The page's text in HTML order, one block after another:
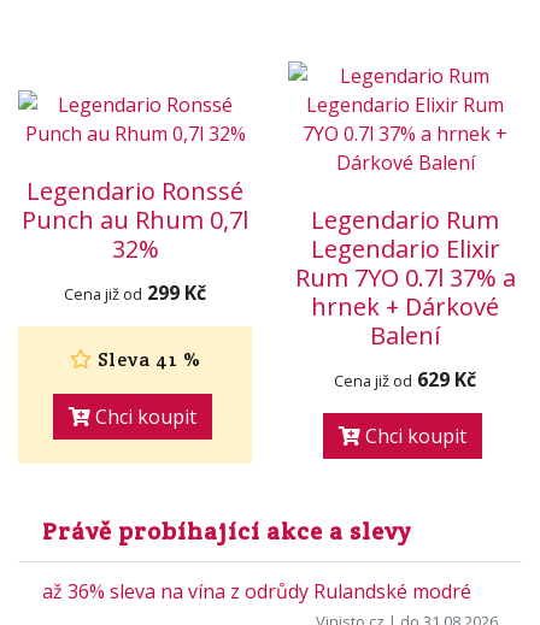
Legendario Ronssé
Punch au Rhum 0,7l
32%
Cena již od 299 Kč
Sleva 41 %
Chci koupit
Legendario Rum
Legendario Elixir
Rum 7YO 0.7l 37% a
hrnek + Dárkové
Balení
Cena již od 629 Kč
Chci koupit
Právě probíhající akce a slevy
až 36% sleva na vína z odrůdy Rulandské modré